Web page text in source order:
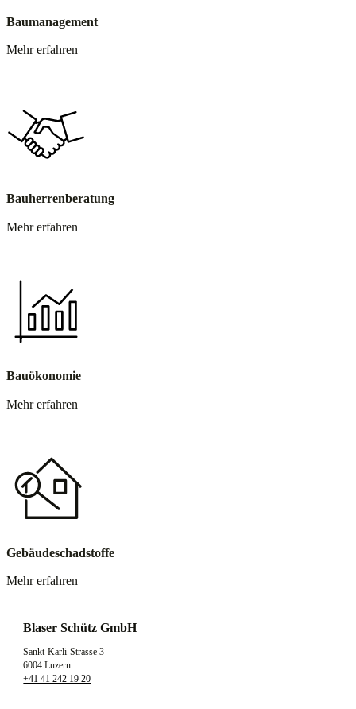
Baumanagement
Mehr erfahren
Bauherrenberatung
Mehr erfahren
Bauökonomie
Mehr erfahren
Gebäudeschadstoffe
Mehr erfahren
Blaser Schütz GmbH
Sankt-Karli-Strasse 3
6004 Luzern
+41 41 242 19 20